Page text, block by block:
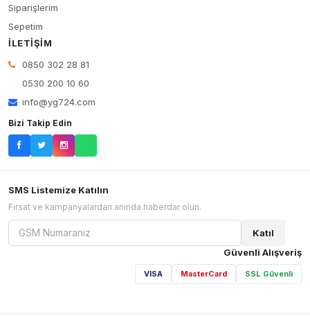
Siparişlerim
Sepetim
İLETIŞIM
0850 302 28 81
0530 200 10 60
info@yg724.com
Bizi Takip Edin
SMS Listemize Katılın
Fırsat ve kampanyalardan anında haberdar olun.
Katıl
Güvenli Alışveriş
VISA MasterCard SSL Güvenli